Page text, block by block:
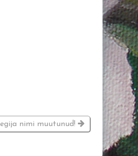
nimi muutunud!